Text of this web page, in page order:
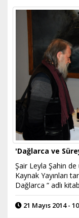
'Dağlarca ve
Şair Leyla Şahin de
Kaynak Yayınları
Dağlarca “ adlı
21 Mayıs 2014 -